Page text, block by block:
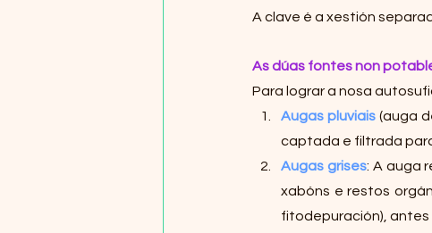
A clave é a xestión
As dúas fontes non
Para lograr a nosa
Augas pluviais (auga
captada e filtrada
Augas grises: A auga
xabóns e restos
fitodepuración), antes